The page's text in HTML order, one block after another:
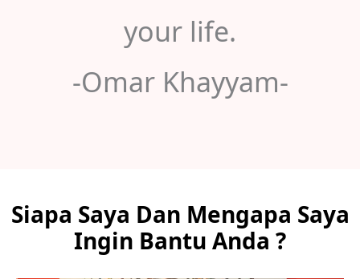
your life.
-Omar Khayyam-
Siapa Saya Dan Mengapa Saya
Ingin Bantu Anda ?